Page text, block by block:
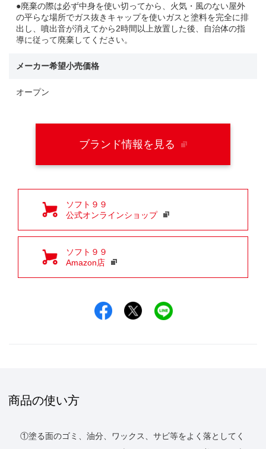
●廃棄の際は必ず中身を使い切ってから、火気・風のない屋外
の平らな場所でガス抜きキャップを使いガスと塗料を完全に排
出し、噴出音が消えてから2時間以上放置した後、自治体の指
導に従って廃棄してください。
メーカー希望小売価格
オープン
ブランド情報を見る
ソフト９９
公式オンラインショップ
ソフト９９
Amazon店
Facebookでシェア
XでシェアLINEでシェア
商品の使い方
①塗る面のゴミ、油分、ワックス、サビ等をよく落としてく